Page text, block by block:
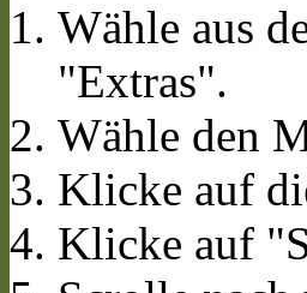
Wähle aus
"Extras".
Wähle den
Klicke auf
Klicke auf